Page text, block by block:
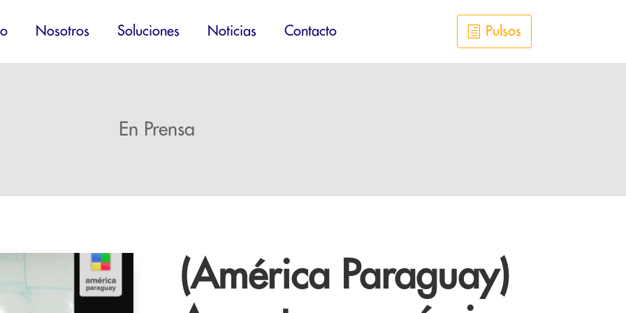
Nosotros Soluciones Noticias Contacto Pulsos
En Prensa
(América Paraguay)